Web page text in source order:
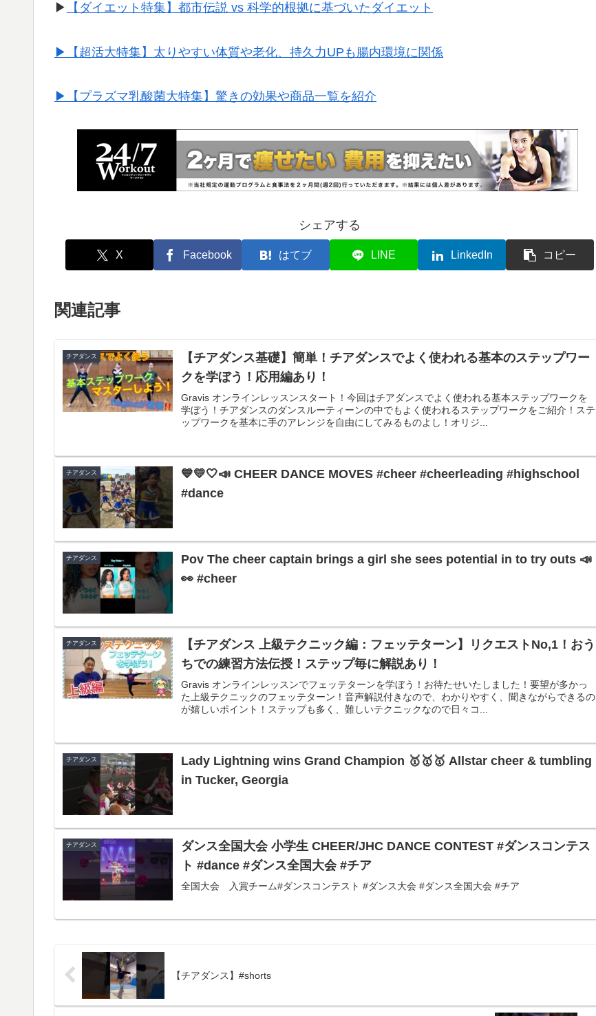
▶︎ 【ダイエット特集】都市伝説 vs 科学的根拠に基づいたダイエット
▶︎【超活大特集】太りやすい体質や老化、持久力UPも腸内環境に関係
▶︎【プラズマ乳酸菌大特集】驚きの効果や商品一覧を紹介
シェアする
X Facebook はてブ LINE LinkedIn コピー
関連記事
チアダンス
【チアダンス基礎】簡単！チアダンスでよく使われる基本のステップワー
クを学ぼう！応用編あり！
Gravis オンラインレッスンスタート！今回はチアダンスでよく使われる基本ステップワークを
学ぼう！チアダンスのダンスルーティーンの中でもよく使われるステップワークをご紹介！ステ
ップワークを基本に手のアレンジを自由にしてみるものよし！オリジ...
チアダンス
💙💛🤍📣 CHEER DANCE MOVES #cheer #cheerleading #highschool
#dance
チアダンス
Pov The cheer captain brings a girl she sees potential in to try outs 📣
👀 #cheer
チアダンス
【チアダンス 上級テクニック編：フェッテターン】リクエストNo,1！おう
ちでの練習方法伝授！ステップ毎に解説あり！
Gravis オンラインレッスンでフェッテターンを学ぼう！お待たせいたしました！要望が多かっ
た上級テクニックのフェッテターン！音声解説付きなので、わかりやすく、聞きながらできるの
が嬉しいポイント！ステップも多く、難しいテクニックなので日々コ...
チアダンス
Lady Lightning wins Grand Champion 🥇🥇🥇 Allstar cheer & tumbling
in Tucker, Georgia
チアダンス
ダンス全国大会 小学生 CHEER/JHC DANCE CONTEST #ダンスコンテス
ト #dance #ダンス全国大会 #チア
全国大会 入賞チーム#ダンスコンテスト #ダンス大会 #ダンス全国大会 #チア
【チアダンス】#shorts